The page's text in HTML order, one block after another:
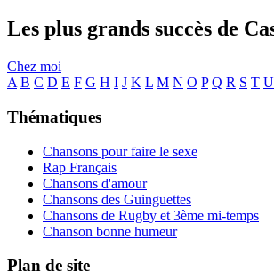
Les plus grands succès de
Chez moi
A B C D E F G H I J K L M N O P Q R S T U
Thématiques
Chansons pour faire le sexe
Rap Français
Chansons d'amour
Chansons des Guinguettes
Chansons de Rugby et 3ème mi-temps
Chanson bonne humeur
Plan de site